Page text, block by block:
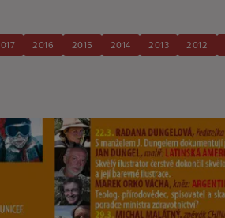
2016 2015 2014 2013 2012